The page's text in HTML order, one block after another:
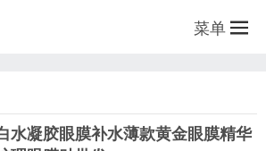
菜单
水凝胶眼膜补水薄款黄金眼膜精华